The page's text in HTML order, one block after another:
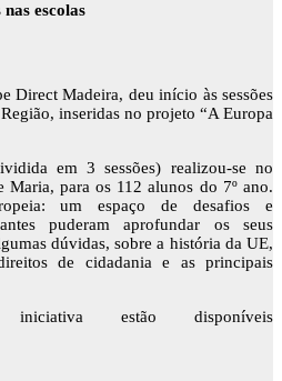
escolas
Direct Madeira, deu início às sessões
inseridas no projeto “A Europa
em 3 sessões) realizou-se no
Maria, para os 112 alunos do 7º ano.
um espaço de desafios e
puderam aprofundar os seus
dúvidas, sobre a história da UE,
de cidadania e as principais
estão disponíveis